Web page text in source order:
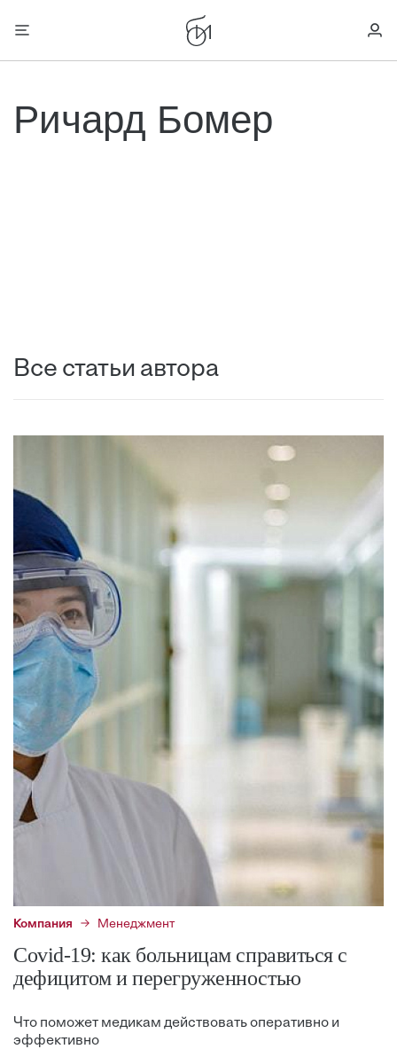
Ричард Бомер
Все статьи автора
Компания Менеджмент
Covid-19: как больницам справиться с
дефицитом и перегруженностью
Что поможет медикам действовать оперативно и
эффективно